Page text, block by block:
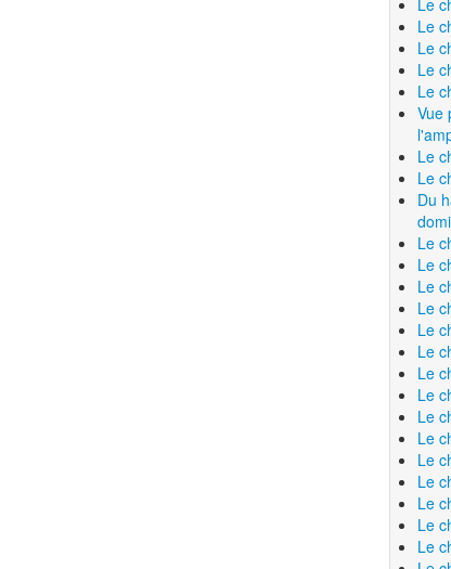
Le
Le
Le
Le
Vue
Le
Le
Du
Le
Le
Le
Le
Le
Le
Le
Le
Le
Le
Le
Le
Le
Le
Le